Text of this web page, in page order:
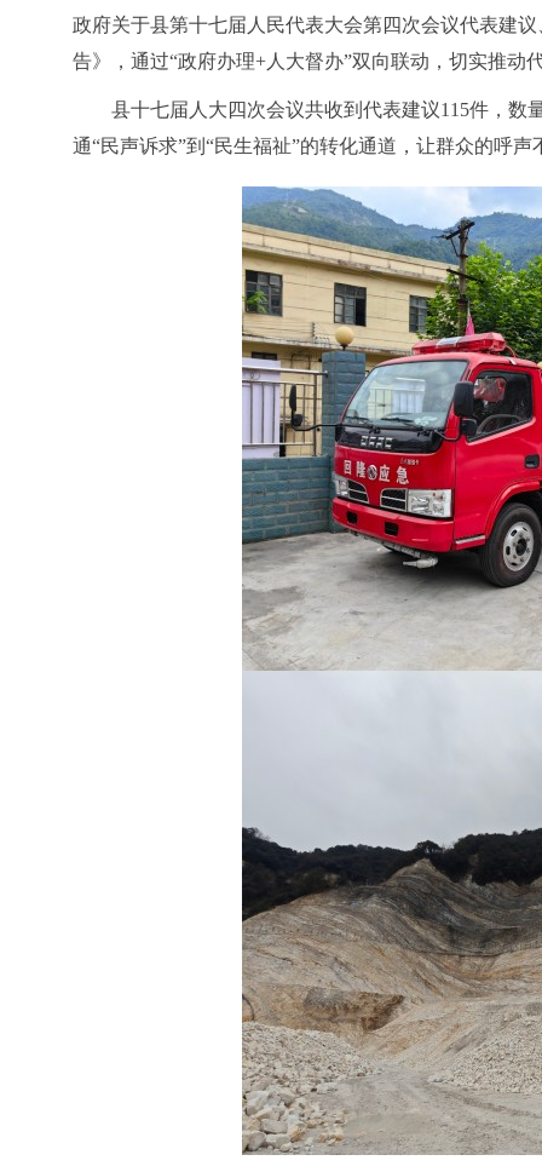
政府关于县第十七届人民代表大会第四次会议代表建
告》，通过“政府办理+人大督办”双向联动，切实推动
县十七届人大四次会议共收到代表建议115件，数
通“民声诉求”到“民生福祉”的转化通道，让群众的呼